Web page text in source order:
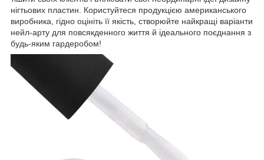
нігтьових пластин. Користуйтеся продукцією американського
виробника, гідно оцініть її якість, створюйте найкращі варіанти
нейл-арту для повсякденного життя й ідеального поєднання з
будь-яким гардеробом!